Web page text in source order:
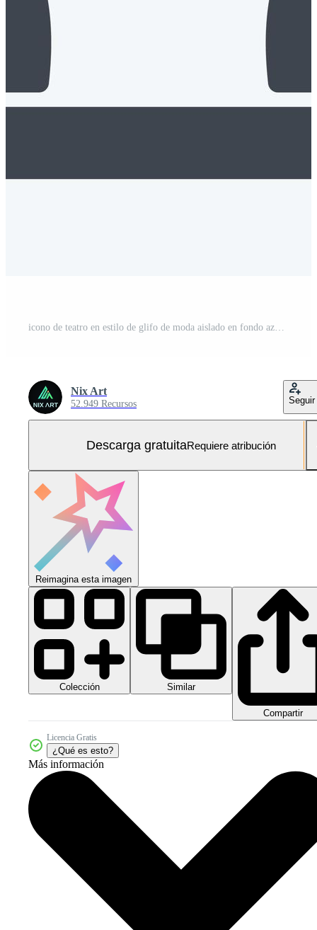
icono de teatro en estilo de glifo de moda aislado en fondo azul suave Vector Gratis y SVG Gratis
Nix Art
52.949 Recursos Seguir
Descarga gratuitaRequiere atribución
Reimagina esta imagen
Colección Similar
Compartir
Licencia Gratis
¿Qué es esto?
Más información